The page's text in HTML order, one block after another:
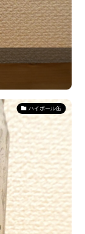
ハイボール缶